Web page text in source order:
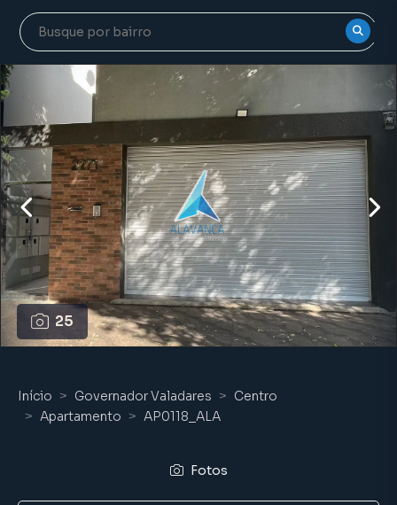
25
Início Governador Valadares
Centro
Apartamento
AP0118_ALA
Fotos